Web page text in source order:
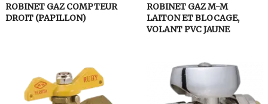
ROBINET GAZ COMPTEUR
DROIT (PAPILLON)
ROBINET GAZ M-M
LAITON ET BLOCAGE,
VOLANT PVC JAUNE